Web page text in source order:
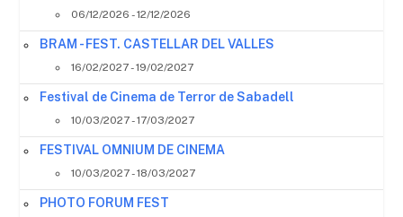
06/12/2026 - 12/12/2026
BRAM - FEST. CASTELLAR DEL VALLES
16/02/2027 - 19/02/2027
Festival de Cinema de Terror de Sabadell
10/03/2027 - 17/03/2027
FESTIVAL OMNIUM DE CINEMA
10/03/2027 - 18/03/2027
PHOTO FORUM FEST